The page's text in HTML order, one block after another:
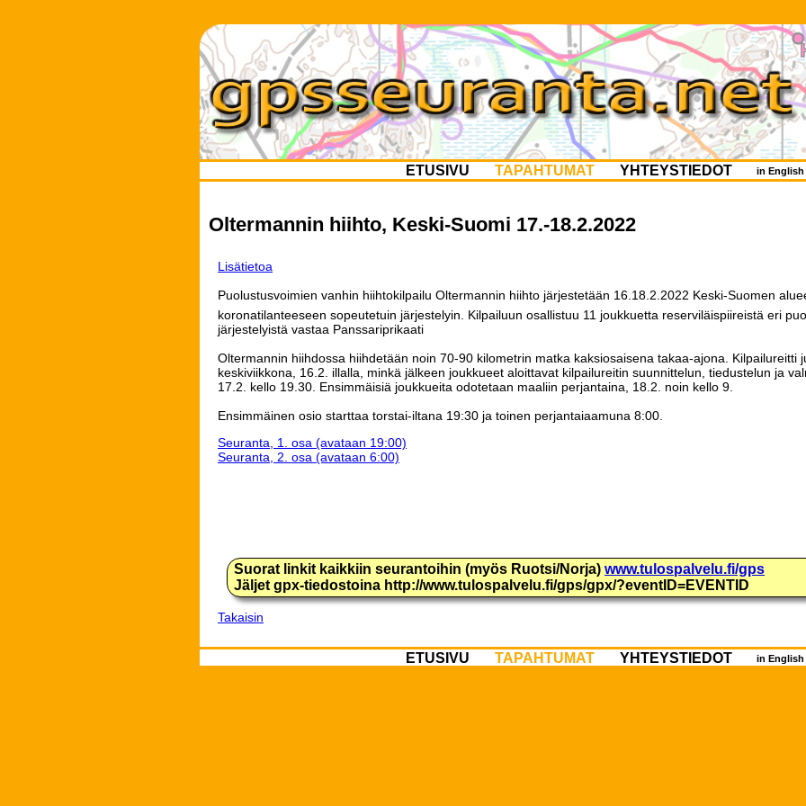
ETUSIVU TAPAHTUMAT YHTEYSTIEDOT in English
Oltermannin hiihto, Keski-Suomi 17.-18.2.2022
Lisätietoa
Puolustusvoimien vanhin hiihtokilpailu Oltermannin hiihto järjestetään 16.18.2.2022 Keski-Suomen
koronatilanteeseen sopeutetuin järjestelyin. Kilpailuun osallistuu 11 joukkuetta reserviläispiireistä eri
järjestelyistä vastaa Panssariprikaati
Oltermannin hiihdossa hiihdetään noin 70-90 kilometrin matka kaksiosaisena takaa-ajona. Kilpailureitti
keskiviikkona, 16.2. illalla, minkä jälkeen joukkueet aloittavat kilpailureitin suunnittelun, tiedustelun ja
17.2. kello 19.30. Ensimmäisiä joukkueita odotetaan maaliin perjantaina, 18.2. noin kello 9.
Ensimmäinen osio starttaa torstai-iltana 19:30 ja toinen perjantaiaamuna 8:00.
Seuranta, 1. osa (avataan 19:00)
Seuranta, 2. osa (avataan 6:00)
Suorat linkit kaikkiin seurantoihin (myös Ruotsi/Norja) www.tulospalvelu.fi/gps
Jäljet gpx-tiedostoina http://www.tulospalvelu.fi/gps/gpx/?eventID=EVENTID
Takaisin
ETUSIVU TAPAHTUMAT YHTEYSTIEDOT in English